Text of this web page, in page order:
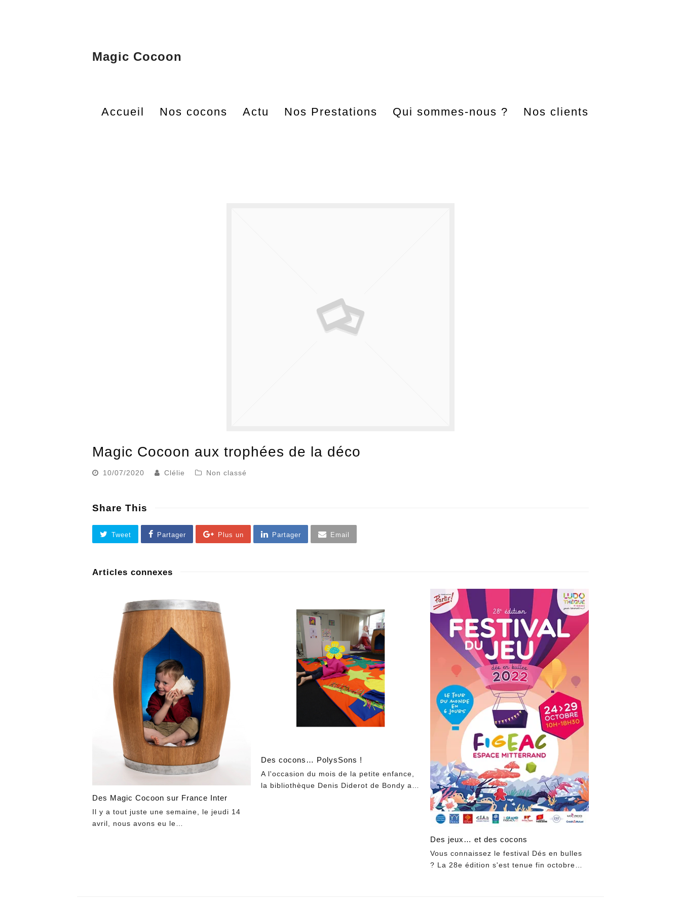
Magic Cocoon
Accueil Nos cocons Actu Nos Prestations Qui sommes-nous ? Nos clients
Magic Cocoon aux trophées de la déco
10/07/2020 Clélie Non classé
Share This
Tweet Partager Plus un Partager Email
Articles connexes
Des Magic Cocoon sur France Inter
Il y a tout juste une semaine, le jeudi 14
avril, nous avons eu le…
Des cocons… PolysSons !
A l'occasion du mois de la petite enfance,
la bibliothèque Denis Diderot de Bondy a…
Des jeux… et des cocons
Vous connaissez le festival Dés en bulles
? La 28e édition s'est tenue fin octobre…